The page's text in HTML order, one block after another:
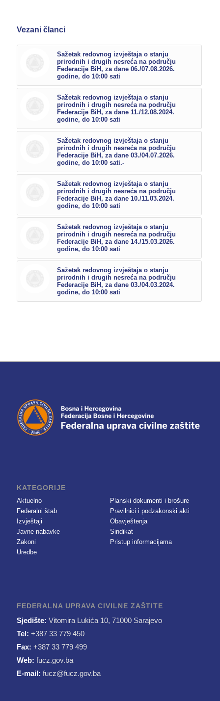
Vezani članci
Sažetak redovnog izvještaja o stanju
prirodnih i drugih nesreća na području
Federacije BiH, za dane 06./07.08.2026.
godine, do 10:00 sati
Sažetak redovnog izvještaja o stanju
prirodnih i drugih nesreća na području
Federacije BiH, za dane 11./12.08.2024.
godine, do 10:00 sati
Sažetak redovnog izvještaja o stanju
prirodnih i drugih nesreća na području
Federacije BiH, za dane 03./04.07.2026.
godine, do 10:00 sati.-
Sažetak redovnog izvještaja o stanju
prirodnih i drugih nesreća na području
Federacije BiH, za dane 10./11.03.2024.
godine, do 10:00 sati
Sažetak redovnog izvještaja o stanju
prirodnih i drugih nesreća na području
Federacije BiH, za dane 14./15.03.2026.
godine, do 10:00 sati
Sažetak redovnog izvještaja o stanju
prirodnih i drugih nesreća na području
Federacije BiH, za dane 03./04.03.2024.
godine, do 10:00 sati
KATEGORIJE
Aktuelno
Federalni štab
Izvještaji
Javne nabavke
Zakoni
Uredbe
Planski dokumenti i brošure
Pravilnici i podzakonski akti
Obavještenja
Sindikat
Pristup informacijama
FEDERALNA UPRAVA CIVILNE ZAŠTITE
Sjedište: Vitomira Lukića 10, 71000 Sarajevo
Tel: +387 33 779 450
Fax: +387 33 779 499
Web: fucz.gov.ba
E-mail: fucz@fucz.gov.ba